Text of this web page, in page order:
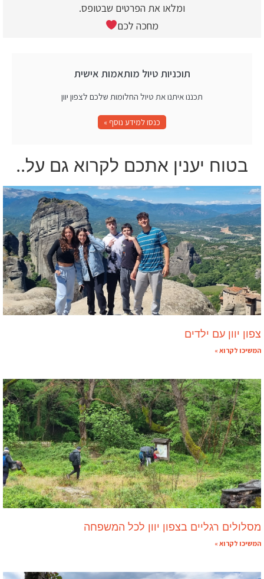
ומלאו את הפרטים שבטופס.
מחכה לכם
תוכניות טיול מותאמות אישית
תכננו איתנו את טיול החלומות שלכם לצפון יוון
כנסו למידע נוסף »
בטוח יענין אתכם לקרוא גם על..
צפון יוון עם ילדים
המשיכו לקרוא »
מסלולים רגליים בצפון יוון לכל המשפחה
המשיכו לקרוא »